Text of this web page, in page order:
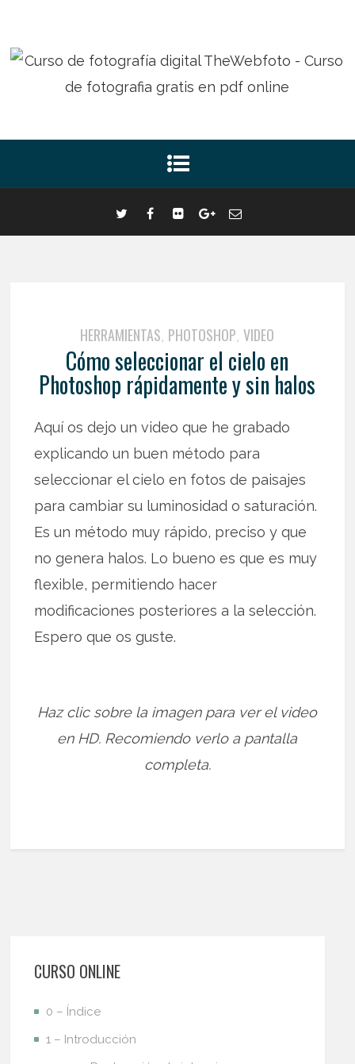
HERRAMIENTAS, PHOTOSHOP, VIDEO
Cómo seleccionar el cielo en
Photoshop rápidamente y sin halos
Aquí os dejo un video que he grabado
explicando un buen método para
seleccionar el cielo en fotos de paisajes
para cambiar su luminosidad o saturación.
Es un método muy rápido, preciso y que
no genera halos. Lo bueno es que es muy
flexible, permitiendo hacer
modificaciones posteriores a la selección.
Espero que os guste.
Haz clic sobre la imagen para ver el video
en HD. Recomiendo verlo a pantalla
completa.
CURSO ONLINE
0 – Índice
1 – Introducción